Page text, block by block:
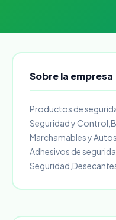
Sobre la empresa
Productos de
Seguridad y
Marchamables y
Adhesivos de